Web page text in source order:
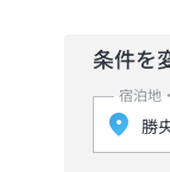
条件を
宿泊地